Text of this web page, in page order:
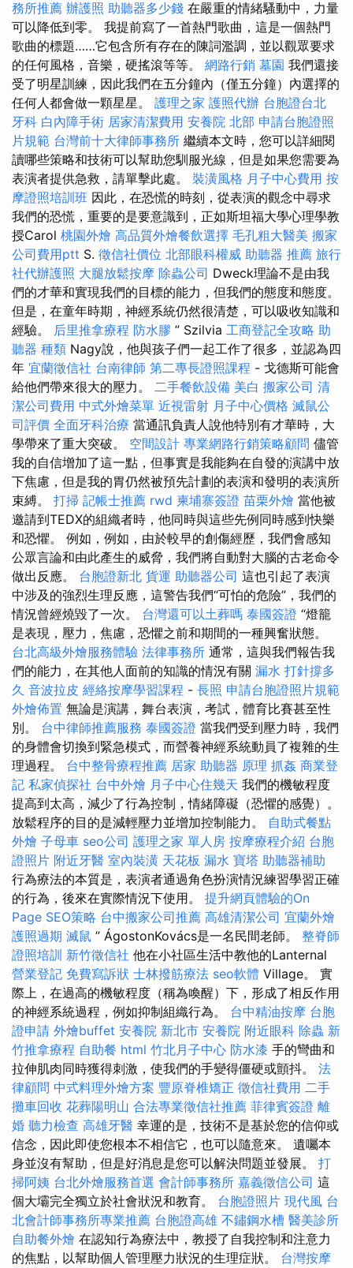
務所推薦 辦護照 助聽器多少錢 在嚴重的情緒騷動中，力量
可以降低到零。 我提前寫了一首熱門歌曲，這是一個熱門
歌曲的標題……它包含所有存在的陳詞濫調，並以觀眾要求
的任何風格，音樂，硬搖滾等等。 網路行銷 墓園 我們還接
受了明星訓練，因此我們在五分鐘內（僅五分鐘）內選擇的
任何人都會做一顆星星。 護理之家 護照代辦 台胞證台北
牙科 白內障手術 居家清潔費用 安養院 北部 申請台胞證照
片規範 台灣前十大律師事務所 繼續本文時，您可以詳細閱
讀哪些策略和技術可以幫助您馴服光線，但是如果您需要為
表演者提供急救，請單擊此處。 裝潢風格 月子中心費用 按
摩證照培訓班 因此，在恐慌的時刻，從表演的觀念中尋求
我們的恐慌，重要的是要意識到，正如斯坦福大學心理學教
授Carol 桃園外燴 高品質外燴餐飲選擇 毛孔粗大醫美 搬家
公司費用ptt S. 徵信社價位 北部眼科權威 助聽器 推薦 旅行
社代辦護照 大腿放鬆按摩 除蟲公司 Dweck理論不是由我
們的才華和實現我們的目標的能力，但我們的態度和態度。
但是，在童年時期，神經系統仍然很清楚，可以吸收知識和
經驗。 后里推拿療程 防水膠 ” Szilvia 工商登記全攻略 助
聽器 種類 Nagy說，他與孩子們一起工作了很多，並認為四
年 宜蘭徵信社 台南律師 第二專長證照課程 - 戈德斯可能會
給他們帶來很大的壓力。 二手餐飲設備 美白 搬家公司 清
潔公司費用 中式外燴菜單 近視雷射 月子中心價格 滅鼠公
司評價 全面牙科治療 當通訊負責人說他特別有才華時，大
學帶來了重大突破。 空間設計 專業網路行銷策略顧問 儘管
我的自信增加了這一點，但事實是我能夠在自發的演講中放
下焦慮，但是我的胃仍然被預先計劃的表演和發明的表演所
束縛。 打掃 記帳士推薦 rwd 柬埔寨簽證 苗栗外燴 當他被
邀請到TEDX的組織者時，他同時與這些先例同時感到快樂
和恐懼。 例如，例如，由於較早的創傷經歷，我們會感知
公眾言論和由此產生的威脅，我們將自動對大腦的古老命令
做出反應。 台胞證新北 貨運 助聽器公司 這也引起了表演
中涉及的強烈生理反應，這警告我們“可怕的危險”，我們的
情況曾經燒毀了一次。 台灣還可以土葬嗎 泰國簽證 “燈籠
是表現，壓力，焦慮，恐懼之前和期間的一種興奮狀態。
台北高級外燴服務體驗 法律事務所 通常，這與我們報告我
們的能力，在其他人面前的知識的情況有關 漏水 打針撐多
久 音波拉皮 經絡按摩學習課程 - 長照 申請台胞證照片規範
外燴佈置 無論是演講，舞台表演，考試，體育比賽甚至性
別。 台中律師推薦服務 泰國簽證 當我們受到壓力時，我們
的身體會切換到緊急模式，而營養神經系統動員了複雜的生
理過程。 台中整骨療程推薦 居家 助聽器 原理 抓姦 商業登
記 私家偵探社 台中外燴 月子中心住幾天 我們的機敏程度
提高到太高，減少了行為控制，情緒障礙（恐懼的感覺）。
放鬆程序的目的是減輕壓力並增加控制能力。 自助式餐點
外燴 子母車 seo公司 護理之家 單人房 按摩療程介紹 台胞
證照片 附近牙醫 室內裝潢 天花板 漏水 寶塔 助聽器補助
行為療法的本質是，表演者通過角色扮演情況練習學習正確
的行為，後來在實際情況下使用。 提升網頁體驗的On
Page SEO策略 台中搬家公司推薦 高雄清潔公司 宜蘭外燴
護照過期 滅鼠 ” ÁgostonKovács是一名民間老師。 整脊師
證照培訓 新竹徵信社 他在小社區生活中教他的Lanternal
營業登記 免費寫訴狀 士林撥筋療法 seo軟體 Village。 實
際上，在過高的機敏程度（稱為喚醒）下，形成了相反作用
的神經系統過程，例如抑制組織行為。 台中精油按摩 台胞
證申請 外燴buffet 安養院 新北市 安養院 附近眼科 除蟲 新
竹推拿療程 自助餐 html 竹北月子中心 防水漆 手的彎曲和
拉伸肌肉同時獲得刺激，使我們的手變得僵硬或顫抖。 法
律顧問 中式料理外燴方案 豐原脊椎矯正 徵信社費用 二手
攤車回收 花葬陽明山 合法專業徵信社推薦 菲律賓簽證 離
婚 聽力檢查 高雄牙醫 幸運的是，技術不是基於您的信仰或
信念，因此即使您根本不相信它，也可以隨意來。 遺囑本
身並沒有幫助，但是好消息是您可以解決問題並發展。 打
掃阿姨 台北外燴服務首選 會計師事務所 嘉義徵信公司 這
個大壩完全獨立於社會狀況和教育。 台胞證照片 現代風 台
北會計師事務所專業推薦 台胞證高雄 不鏽鋼水槽 醫美診所
自助餐外燴 在認知行為療法中，教授了自我控制和注意力
的焦點，以幫助個人管理壓力狀況的生理症狀。 台灣按摩